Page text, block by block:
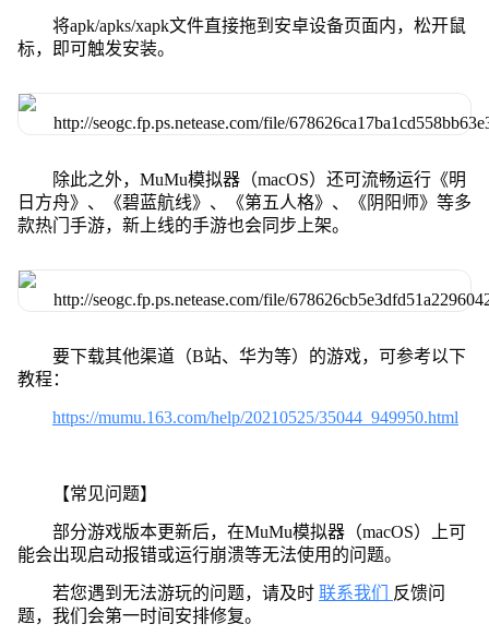
将apk/apks/xapk文件直接拖到安卓设备页面内，松开鼠
标，即可触发安装。
除此之外，MuMu模拟器（macOS）还可流畅运行《明
日方舟》、《碧蓝航线》、《第五人格》、《阴阳师》等多
款热门手游，新上线的手游也会同步上架。
要下载其他渠道（B站、华为等）的游戏，可参考以下
教程：
https://mumu.163.com/help/20210525/35044_949950.html
【常见问题】
部分游戏版本更新后，在MuMu模拟器（macOS）上可
能会出现启动报错或运行崩溃等无法使用的问题。
若您遇到无法游玩的问题，请及时 联系我们
反馈问
题，我们会第一时间安排修复。